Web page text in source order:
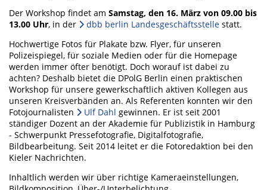
Der Workshop findet am Samstag, den 16. März von 09.00 bis
13.00 Uhr, in der dbb berlin Landesgeschäftsstelle statt.
Hochwertige Fotos für Plakate bzw. Flyer, für unseren
Polizeispiegel, für soziale Medien oder für die Homepage
werden immer öfter benötigt. Doch worauf ist dabei zu
achten? Deshalb bietet die DPolG Berlin einen praktischen
Workshop für unsere gewerkschaftlich aktiven Kollegen aus
unseren Kreisverbänden an. Als Referenten konnten wir den
Fotojournalisten
Ulf Dahl gewinnen. Er ist seit 2001
ständiger Dozent an der Akademie für Publizistik in Hamburg
- Schwerpunkt Pressefotografie, Digitalfotografie,
Bildbearbeitung. Seit 2014 leitet er die Fotoredaktion bei den
Kieler Nachrichten.
Inhaltlich werden wir über richtige Kameraeinstellungen,